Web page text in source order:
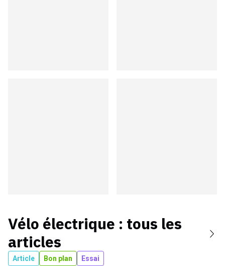
Vélo électrique : tous les
articles
Article Bon plan Essai